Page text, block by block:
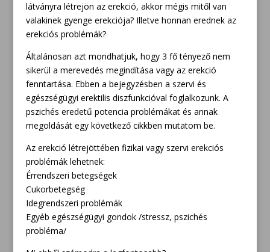
látványra létrejön az erekció, akkor mégis mitől van
valakinek gyenge erekciója? Illetve honnan erednek az
erekciós problémák?
Általánosan azt mondhatjuk, hogy 3 fő tényező nem
sikerül a merevedés megindítása vagy az erekció
fenntartása. Ebben a bejegyzésben a szervi és
egészségügyi erektilis diszfunkcióval foglalkozunk. A
pszichés eredetű potencia problémákat és annak
megoldását egy következő cikkben mutatom be.
Az erekció létrejöttében fizikai vagy szervi erekciós
problémák lehetnek:
Érrendszeri betegségek
Cukorbetegség
Idegrendszeri problémák
Egyéb egészségügyi gondok /stressz, pszichés
probléma/